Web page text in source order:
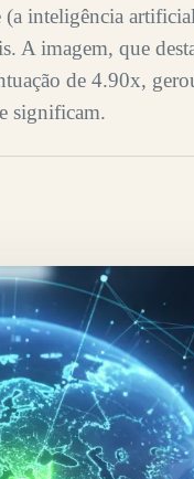
(a inteligência artificial
A imagem, que
de 4.90x,
significam.